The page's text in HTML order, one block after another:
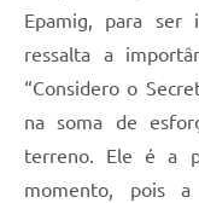
Epamig, para ser
ressalta a
“Considero o
na soma de
terreno. Ele é a
momento, pois